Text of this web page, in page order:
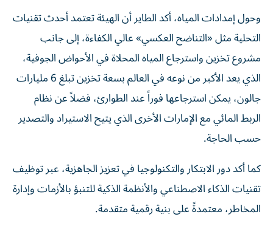
وحول إمدادات المياه، أكد الطاير أن الهيئة تعتمد أحدث تقنيات
التحلية مثل «التناضح العكسي» عالي الكفاءة، إلى جانب
مشروع تخزين واسترجاع المياه المحلاة في الأحواض الجوفية،
الذي يعد الأكبر من نوعه في العالم بسعة تخزين تبلغ 6 مليارات
جالون، يمكن استرجاعها فوراً عند الطوارئ، فضلاً عن نظام
الربط المائي مع الإمارات الأخرى الذي يتيح الاستيراد والتصدير
حسب الحاجة.
كما أكد دور الابتكار والتكنولوجيا في تعزيز الجاهزية، عبر توظيف
تقنيات الذكاء الاصطناعي والأنظمة الذكية للتنبؤ بالأزمات وإدارة
المخاطر، معتمدةً على بنية رقمية متقدمة.